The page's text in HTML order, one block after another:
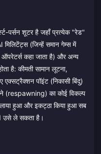
पर्सन शूटर है जहाँ प्रत्येक "रेड"
(जिन्हें समान गेम्स में
कहा जाता है) और अन्य
है: कीमती सामान लूटना,
पॉइंट (निकासी बिंदु)
(respawning) का कोई विकल्प
हुआ और इकट्ठा किया हुआ सब
उसे ले सकता है।